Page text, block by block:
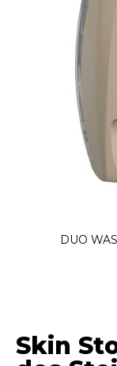
DUO
Skin